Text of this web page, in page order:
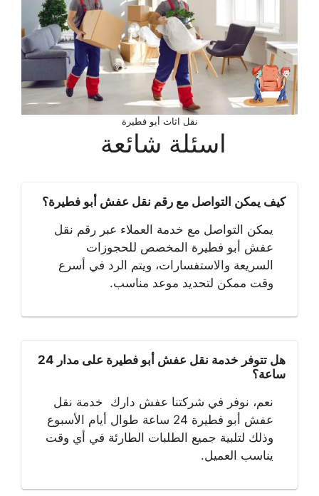
نقل اثاث أبو فطيرة
اسئلة شائعة
كيف يمكن التواصل مع رقم نقل عفش أبو فطيرة؟
يمكن التواصل مع خدمة العملاء عبر رقم نقل
عفش أبو فطيرة المخصص للحجوزات
السريعة والاستفسارات، ويتم الرد في أسرع
وقت ممكن لتحديد موعد مناسب.
هل تتوفر خدمة نقل عفش أبو فطيرة على مدار 24
ساعة؟
نعم، نوفر في شركتنا عفش دارك خدمة نقل
عفش أبو فطيرة 24 ساعة طوال أيام الأسبوع
وذلك لتلبية جميع الطلبات الطارئة في أي وقت
يناسب العميل.